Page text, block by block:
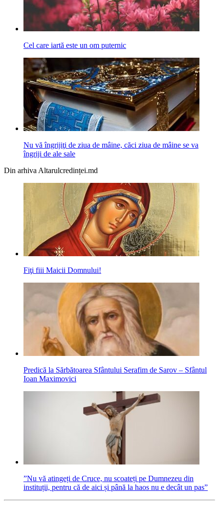
Cel care iartă este un om puternic
Nu vă îngrijiţi de ziua de mâine, căci ziua de mâine se va
îngriji de ale sale
Din arhiva Altarulcredinței.md
Fiţi fiii Maicii Domnului!
Predică la Sărbătoarea Sfântului Serafim de Sarov – Sfântul
Ioan Maximovici
”Nu vă atingeți de Cruce, nu scoateți pe Dumnezeu din
instituții, pentru că de aici și până la haos nu e decât un pas”